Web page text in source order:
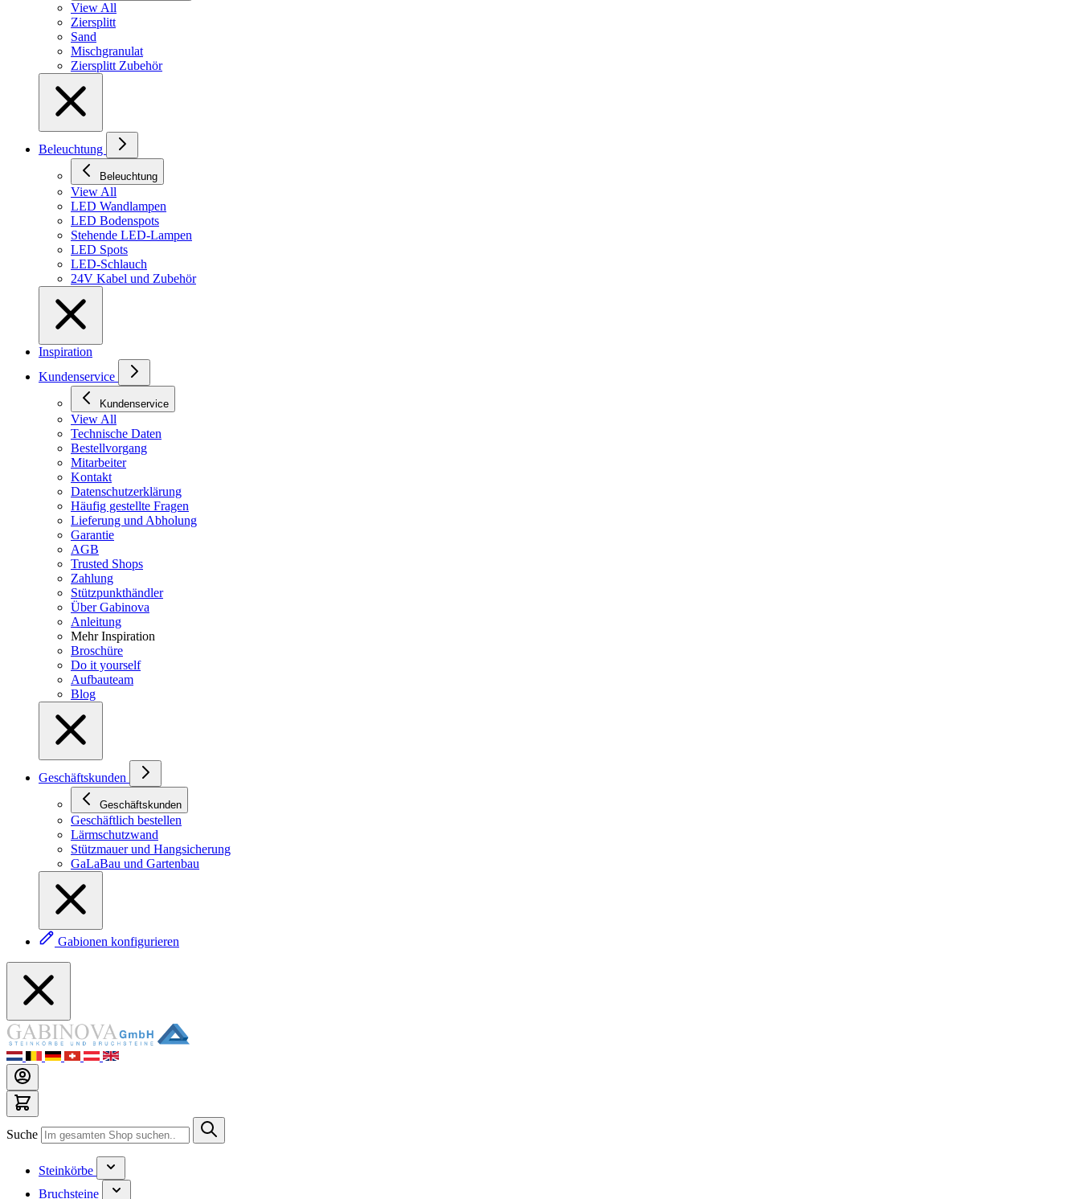
View All
Ziersplitt
Sand
Mischgranulat
Ziersplitt Zubehör
Beleuchtung
Beleuchtung
View All
LED Wandlampen
LED Bodenspots
Stehende LED-Lampen
LED Spots
LED-Schlauch
24V Kabel und Zubehör
Inspiration
Kundenservice
Kundenservice
View All
Technische Daten
Bestellvorgang
Mitarbeiter
Kontakt
Datenschutzerklärung
Häufig gestellte Fragen
Lieferung und Abholung
Garantie
AGB
Trusted Shops
Zahlung
Stützpunkthändler
Über Gabinova
Anleitung
Mehr Inspiration
Broschüre
Do it yourself
Aufbauteam
Blog
Geschäftskunden
Geschäftskunden
Geschäftlich bestellen
Lärmschutzwand
Stützmauer und Hangsicherung
GaLaBau und Gartenbau
Gabionen konfigurieren
Suche
Steinkörbe
Bruchsteine